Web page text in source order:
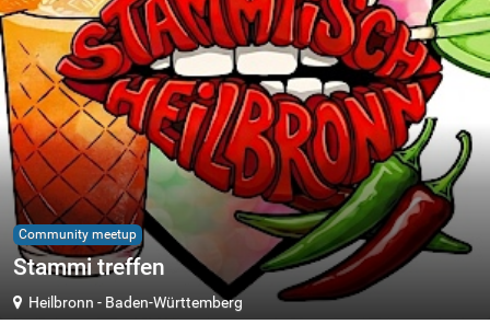
Community meetup
Stammi treffen
Heilbronn - Baden-Württemberg